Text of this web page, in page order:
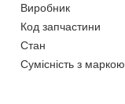
Виробник
Код запчастини
Стан
Сумісність з маркою